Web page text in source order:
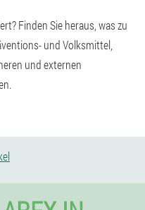
Finden Sie heraus, was zu
und Volksmittel,
und externen